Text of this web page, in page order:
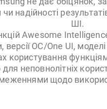
чи надійності
ШІ.
Awesome
версії ОС/One UI,
користування
неповнолітніх
щодо